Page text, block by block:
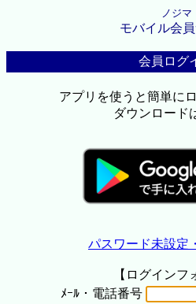
ノジマ
モバイル会
会員ログ
アプリを使うと簡単に
ダウンロード
パスワード未設定
【ログインフ
ﾒｰﾙ・電話番号